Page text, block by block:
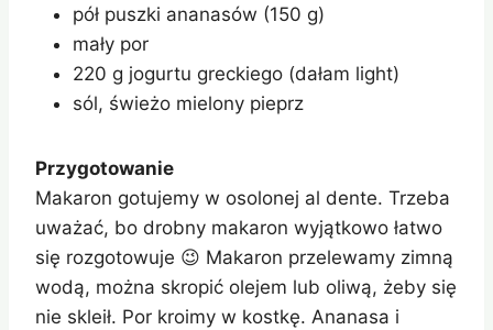
pół puszki ananasów (150 g)
mały por
220 g jogurtu greckiego (dałam light)
sól, świeżo mielony pieprz
Przygotowanie
Makaron gotujemy w osolonej al dente. Trzeba
uważać, bo drobny makaron wyjątkowo łatwo
się rozgotowuje 😉 Makaron przelewamy zimną
wodą, można skropić olejem lub oliwą, żeby się
nie skleił. Por kroimy w kostkę. Ananasa i